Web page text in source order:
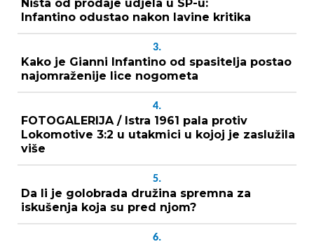
Ništa od prodaje udjela u SP-u:
Infantino odustao nakon lavine kritika
3.
Kako je Gianni Infantino od spasitelja postao
najomraženije lice nogometa
4.
FOTOGALERIJA / Istra 1961 pala protiv
Lokomotive 3:2 u utakmici u kojoj je zaslužila
više
5.
Da li je golobrada družina spremna za
iskušenja koja su pred njom?
6.